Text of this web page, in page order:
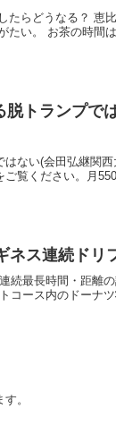
らどうなる？ 恵
たい。 お茶の時間
トランプで
ない(会田弘継関
覧ください。月
ネス連続ドリ
続最長時間・距離
コース内のドーナ
。